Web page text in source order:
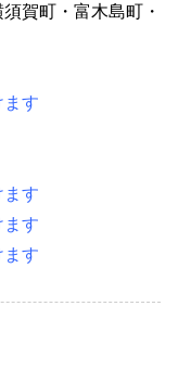
町・富木島町・
す
す
す
す